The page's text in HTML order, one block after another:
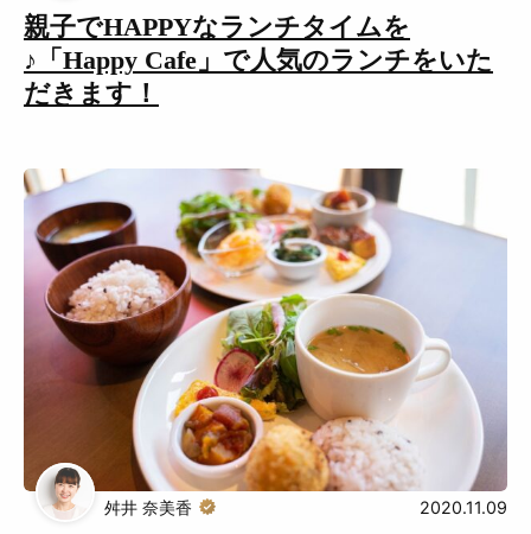
親子でHAPPYなランチタイムを
♪「Happy Cafe」で人気のランチをいた
だきます！
舛井 奈美香 2020.11.09